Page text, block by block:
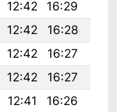
12:42 16:29
12:42 16:28
12:42 16:27
12:42 16:27
12:41 16:26